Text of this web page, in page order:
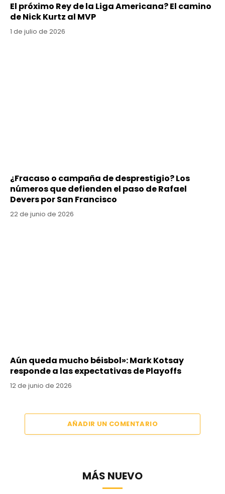
El próximo Rey de la Liga Americana? El camino
de Nick Kurtz al MVP
1 de julio de 2026
¿Fracaso o campaña de desprestigio? Los
números que defienden el paso de Rafael
Devers por San Francisco
22 de junio de 2026
Aún queda mucho béisbol»: Mark Kotsay
responde a las expectativas de Playoffs
12 de junio de 2026
AÑADIR UN COMENTARIO
MÁS NUEVO